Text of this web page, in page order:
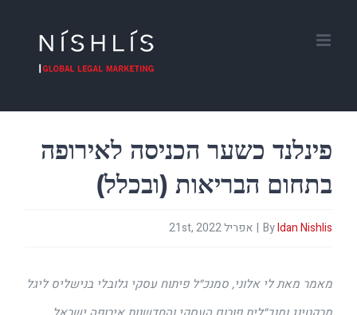
פינלנד כשער הכניסה לאירופה
בתחום הבריאות (ובכלל)
ByIdan Nishlis
| אפריל 21st, 2022
מאמר מאת לי אלוני, סמנכ״ל פיתוח עסקי גלובלי בנישליס ליגל